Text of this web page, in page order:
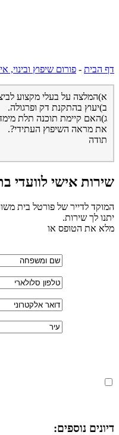
דף הבית - פורום שיפוץ ובינוי,
א)המלצה על בעלי מקצוע
ב)יעוץ בהתקנת דק ופרגולה.
ג)האם קיימת תוכנה תלת
את מראה השיפוץ העתידי?.
תודה
שירות אישי לוועדי
המוקד לדייר של פורטל בית
יתנו לך שירות.
מלא את הטופס או
דיונים נוספים: